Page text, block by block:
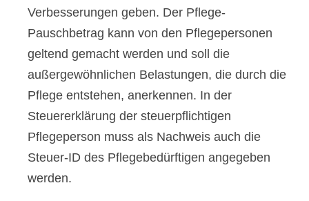
Verbesserungen geben. Der Pflege-
Pauschbetrag kann von den Pflegepersonen
geltend gemacht werden und soll die
außergewöhnlichen Belastungen, die durch die
Pflege entstehen, anerkennen. In der
Steuererklärung der steuerpflichtigen
Pflegeperson muss als Nachweis auch die
Steuer-ID des Pflegebedürftigen angegeben
werden.